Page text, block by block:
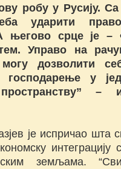
робу у Русију. Са
ударити
његово срце је –
Управо на
дозволити
господарење у
–
је испричао шта
интеграцију
земљама.